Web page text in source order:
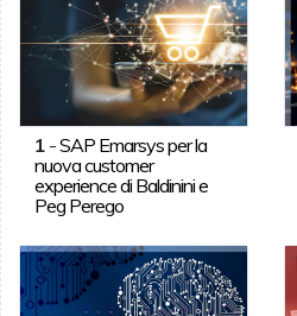
1-SAP Emarsys per la
nuova customer
experience di Baldinini e
Peg Perego